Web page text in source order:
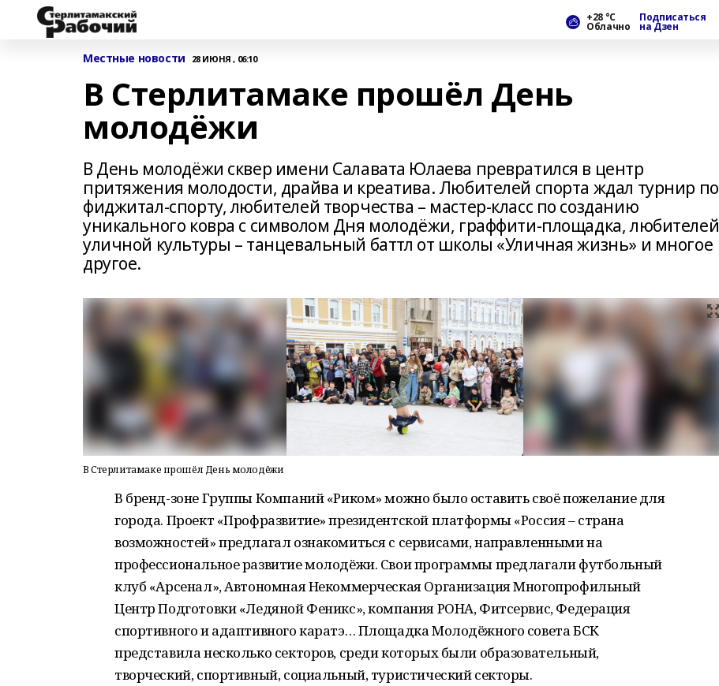
+28 °С
Облачно
Подписаться
на Дзен
Местные новости 28 ИЮНЯ , 06:10
В Стерлитамаке прошёл День
молодёжи
В День молодёжи сквер имени Салавата Юлаева превратился в центр
притяжения молодости, драйва и креатива. Любителей спорта ждал турнир по
фиджитал-спорту, любителей творчества – мастер-класс по созданию
уникального ковра с символом Дня молодёжи, граффити-площадка, любителей
уличной культуры – танцевальный баттл от школы «Уличная жизнь» и многое
другое.
В Стерлитамаке прошёл День молодёжи
В бренд-зоне Группы Компаний «Риком» можно было оставить своё пожелание для
города. Проект «Профразвитие» президентской платформы «Россия – страна
возможностей» предлагал ознакомиться с сервисами, направленными на
профессиональное развитие молодёжи. Свои программы предлагали футбольный
клуб «Арсенал», Автономная Некоммерческая Организация Многопрофильный
Центр Подготовки «Ледяной Феникс», компания РОНА, Фитсервис, Федерация
спортивного и адаптивного каратэ… Площадка Молодёжного совета БСК
представила несколько секторов, среди которых были образовательный,
творческий, спортивный, социальный, туристический секторы.